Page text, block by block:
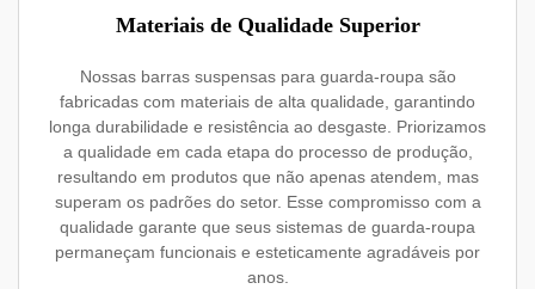
Materiais de Qualidade Superior
Nossas barras suspensas para guarda-roupa são
fabricadas com materiais de alta qualidade, garantindo
longa durabilidade e resistência ao desgaste. Priorizamos
a qualidade em cada etapa do processo de produção,
resultando em produtos que não apenas atendem, mas
superam os padrões do setor. Esse compromisso com a
qualidade garante que seus sistemas de guarda-roupa
permaneçam funcionais e esteticamente agradáveis por
anos.